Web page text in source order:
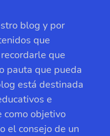
blog y por
que
que
pauta que pueda
está destinada
e
como objetivo
el consejo de un